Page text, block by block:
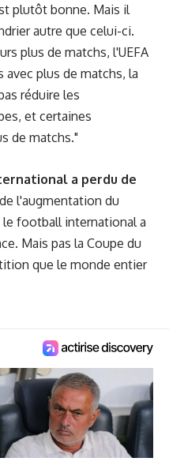
plutôt bonne. Mais il
autre que celui-ci.
plus de matchs, l'UEFA
plus de matchs, la
réduire les
et certaines
de matchs."
a perdu de
l'augmentation du
football international a
Mais pas la Coupe du
que le monde entier